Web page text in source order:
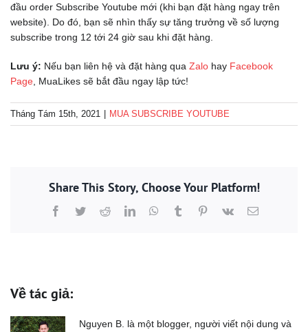
đầu order Subscribe Youtube mới (khi bạn đặt hàng ngay trên
website). Do đó, bạn sẽ nhìn thấy sự tăng trưởng về số lượng
subscribe trong 12 tới 24 giờ sau khi đặt hàng.
Lưu ý: Nếu bạn liên hệ và đặt hàng qua Zalo hay Facebook
Page , MuaLikes sẽ bắt đầu ngay lập tức!
Tháng Tám 15th, 2021 MUA SUBSCRIBE YOUTUBE
Share This Story, Choose Your Platform!
Facebook
TwitterRedditLinkedInWhatsApp
TumblrPinterest
Vk Email
Về tác giả:
Nguyen B. là một blogger, người viết nội dung và